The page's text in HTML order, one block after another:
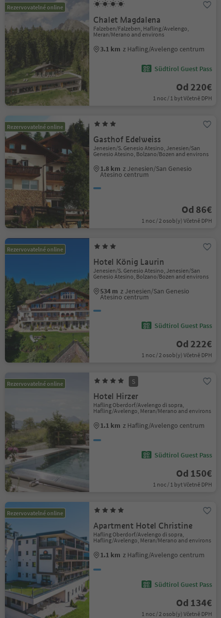
Rezervovatelné online
Chalet Magdalena
Falzeben/Falzeben, Hafling/Avelengo,
Meran/Merano and environs
3.1 km z Hafling/Avelengo centrum
Südtirol Guest Pass
Od 220€
1 noc / 1 byt Včetně DPH
Rezervovatelné online
Gasthof Edelweiss
Jenesien/S. Genesio Atesino, Jenesien/San
Genesio Atesino, Bolzano/Bozen and environs
1.8 km z Jenesien/San Genesio
Atesino centrum
Od 86€
1 noc / 2 osob(y) Včetně DPH
Rezervovatelné online
Hotel König Laurin
Jenesien/S. Genesio Atesino, Jenesien/San
Genesio Atesino, Bolzano/Bozen and environs
534 m z Jenesien/San Genesio
Atesino centrum
Südtirol Guest Pass
Od 222€
1 noc / 2 osob(y) Včetně DPH
Rezervovatelné online S
Hotel Hirzer
Hafling Oberdorf/Avelengo di sopra,
Hafling/Avelengo, Meran/Merano and environs
1.1 km z Hafling/Avelengo centrum
Südtirol Guest Pass
Od 150€
1 noc / 1 byt Včetně DPH
Rezervovatelné online
Apartment Hotel Christine
Hafling Oberdorf/Avelengo di sopra,
Hafling/Avelengo, Meran/Merano and environs
1.1 km z Hafling/Avelengo centrum
Südtirol Guest Pass
Od 134€
1 noc / 2 osob(y) Včetně DPH